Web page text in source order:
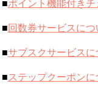
■ポイント機能付き
■回数券サービスにつ
■サブスクサービスに
■ステップクーポンに